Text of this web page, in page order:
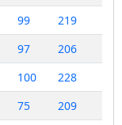
99
219
97
206
100
228
75
209